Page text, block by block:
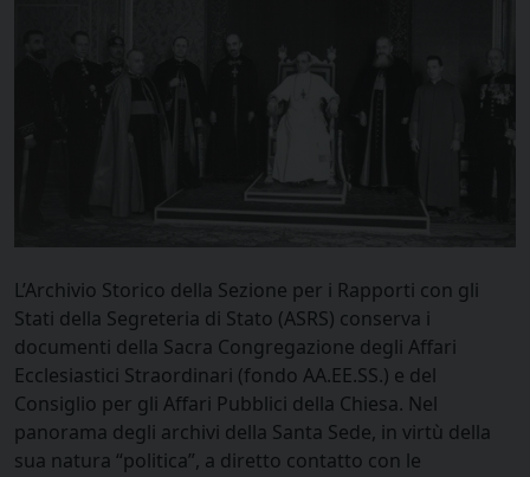
L’Archivio Storico della Sezione per i Rapporti con gli
Stati della Segreteria di Stato (ASRS) conserva i
documenti della Sacra Congregazione degli Affari
Ecclesiastici Straordinari (fondo AA.EE.SS.) e del
Consiglio per gli Affari Pubblici della Chiesa. Nel
panorama degli archivi della Santa Sede, in virtù della
sua natura “politica”, a diretto contatto con le